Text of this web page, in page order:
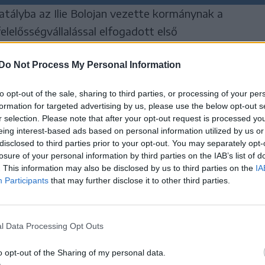
Do Not Process My Personal Information
opt-out of the sale, sharing to third parties, or processing of your
for targeted advertising by us, please use the below opt-out
selection. Please note that after your opt-out request is processed
interest-based ads based on personal information utilized by us
to third parties prior to your opt-out. You may separately
of your personal information by third parties on the IAB’s list of
This information may also be disclosed by us to third parties on the
Participants that may further disclose it to other third parties.
Data Processing Opt Outs
opt-out of the Sharing of my personal data.
az Ilie Bolojan vezette kormánynak a
elfogadott első
amelynek a Hivatalos Közlönyben megjelent
adóügyi intézkedések között szerepel az
százalékra történő emelése. A 2 százalékos
olyan árura és szolgáltatásra vonatkozik,
áfakulcsa – ez pedig legalább 2 százalékos
esetében, mint például a ruházat, a cipő, a
csak az áfaemelés hatását
egy póló vagy
100 lejbe kerül,